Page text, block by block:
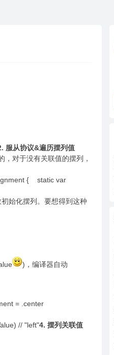
服从协议&遍历摆列值
对于没有关联值的摆列，
{ static var
始化摆列。要想得到这种
)，编译器自动
= .center
// "left"4. 摆列关联值